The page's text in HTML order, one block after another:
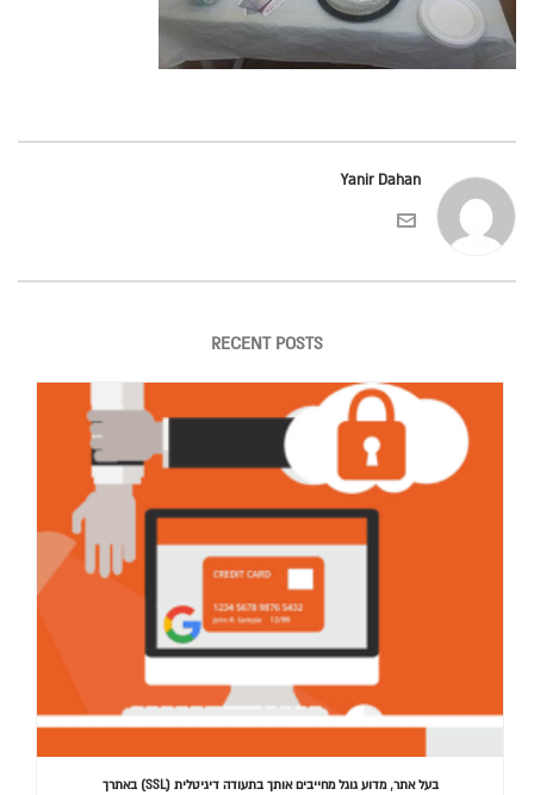
Yanir Dahan
RECENT POSTS
בעל אתר, מדוע גוגל מחייבים אותך בתעודה דיגיטלית (SSL) באתרך